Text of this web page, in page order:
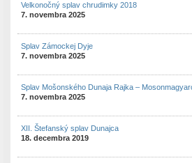
Velkonočný splav chrudimky 2018
7. novembra 2025
Splav Zámockej Dyje
7. novembra 2025
Splav Mošonského Dunaja Rajka –
7. novembra 2025
XII. Štefanský splav Dunajca
18. decembra 2019